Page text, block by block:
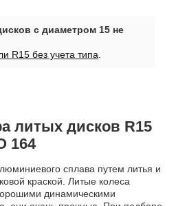
с диаметром 15 не
R15 без учета типа
литых дисков R15
164
сплава путем литья и
краской. Литые колеса
динамическими